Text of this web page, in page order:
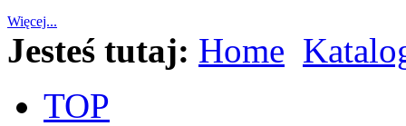
Więcej...
Jesteś tutaj: Home
TOP